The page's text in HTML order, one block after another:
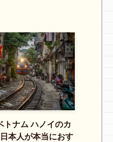
トナム ハノイのカ
本人が本当におす